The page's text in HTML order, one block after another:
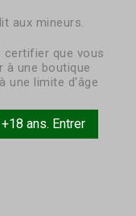
aux mineurs.
certifier que vous
à une boutique
une limite d'âge
ans. Entrer
vanillé, fruits à